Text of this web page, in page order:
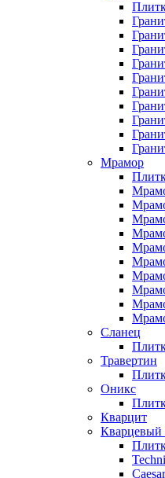
Мрамор
Сланец
Травертин
Оникс
Кварцит
Кварцевый